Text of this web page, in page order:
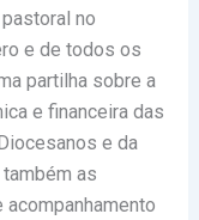
no
e de todos os
partilha sobre a
e financeira das
e da
as